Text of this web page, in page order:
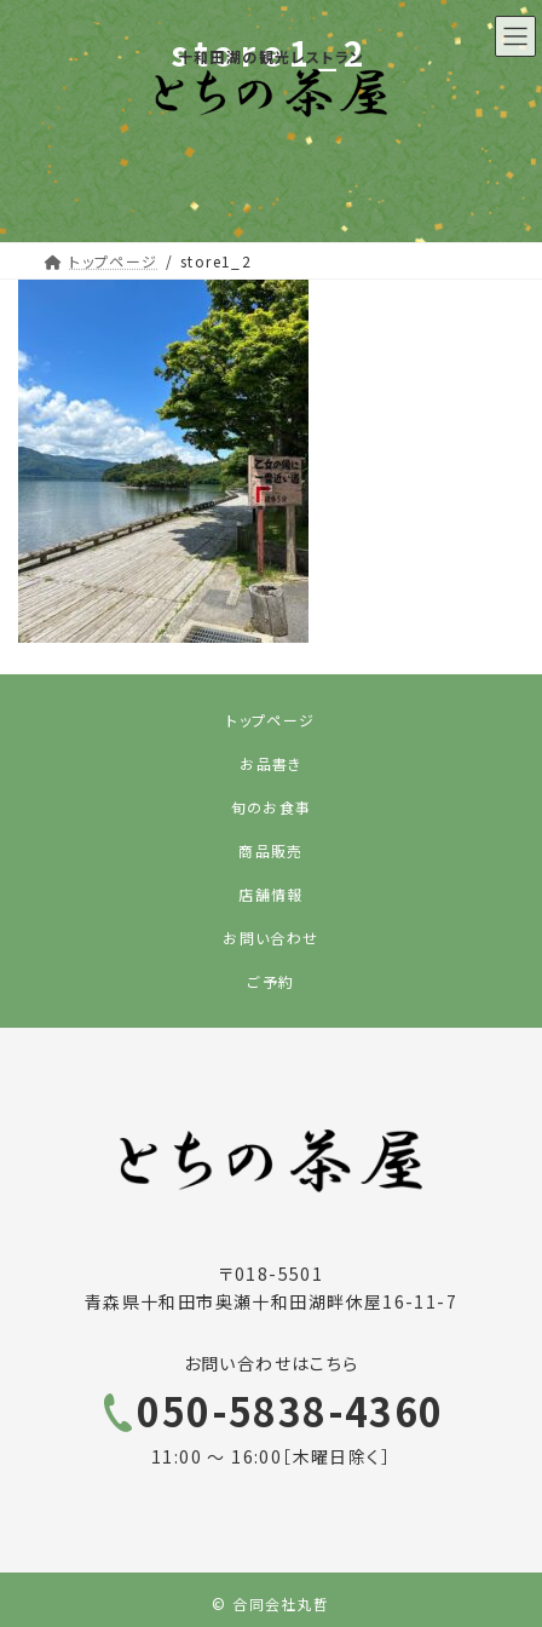
ン
ン
ツ
ッ
プ
ビ
ー
シ
移
動
十和田湖の観光レストラン
store1_2
トップページ store1_2
トップページ
お品書き
旬のお食事
商品販売
店舗情報
お問い合わせ
ご予約
〒018-5501
青森県十和田市奥瀬十和田湖畔休屋16-11-7
お問い合わせはこちら
050-5838-4360
11:00 ～ 16:00［木曜日除く］
© 合同会社丸哲